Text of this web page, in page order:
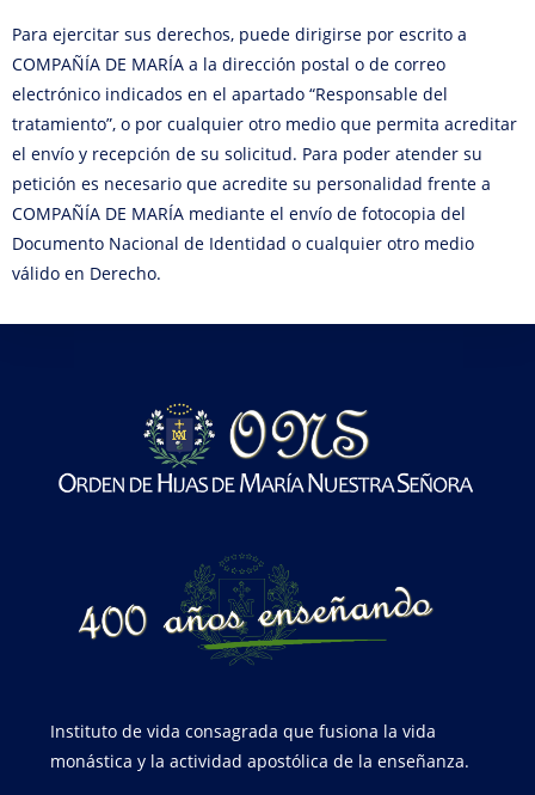
Para ejercitar sus derechos, puede dirigirse por escrito a
COMPAÑÍA DE MARÍA a la dirección postal o de correo
electrónico indicados en el apartado “Responsable del
tratamiento”, o por cualquier otro medio que permita acreditar
el envío y recepción de su solicitud. Para poder atender su
petición es necesario que acredite su personalidad frente a
COMPAÑÍA DE MARÍA mediante el envío de fotocopia del
Documento Nacional de Identidad o cualquier otro medio
válido en Derecho.
Instituto de vida consagrada que fusiona la vida
monástica y la actividad apostólica de la enseñanza.